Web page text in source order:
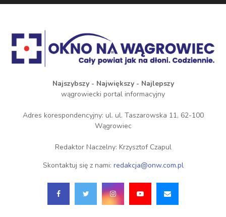
Najszybszy - Największy - Najlepszy
wągrowiecki portal informacyjny
Adres korespondencyjny: ul. ul. Taszarowska 11, 62-100
Wągrowiec
Redaktor Naczelny: Krzysztof Czapul
Skontaktuj się z nami: redakcja@onw.com.pl